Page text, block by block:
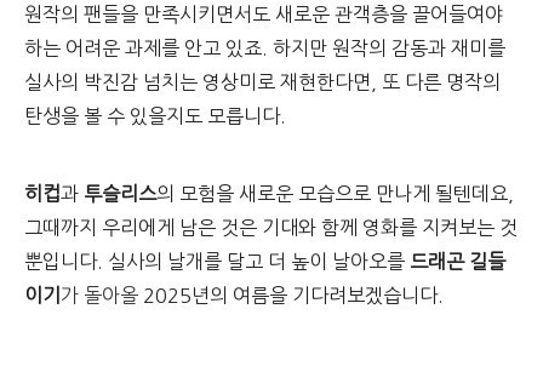
원작의 팬들을 만족시키면서도 새로운 관객층을 끌어들여야
하는 어려운 과제를 안고 있죠. 하지만 원작의 감동과 재미를
실사의 박진감 넘치는 영상미로 재현한다면, 또 다른 명작의
탄생을 볼 수 있을지도 모릅니다.
히컵과 투슬리스의 모험을 새로운 모습으로 만나게 될텐데요,
그때까지 우리에게 남은 것은 기대와 함께 영화를 지켜보는 것
뿐입니다. 실사의 날개를 달고 더 높이 날아오를 드래곤 길들
이기 가 돌아올 2025년의 여름을 기다려보겠습니다.